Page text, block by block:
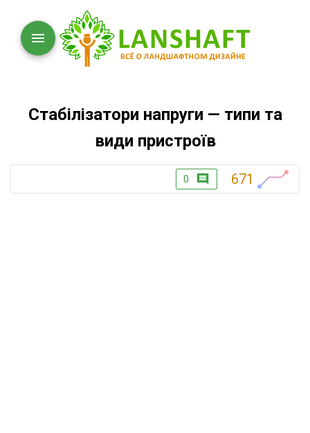
Стабілізатори напруги — типи та
види пристроїв
0 671